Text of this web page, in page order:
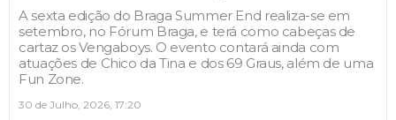
A sexta edição do Braga Summer End realiza-se em
setembro, no Fórum Braga, e terá como cabeças de
cartaz os Vengaboys. O evento contará ainda com
atuações de Chico da Tina e dos 69 Graus, além de uma
Fun Zone.
30 de Julho, 2026, 17:20